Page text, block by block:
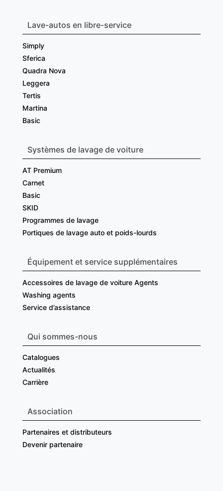
Lave-autos en libre-service
Simply
Sferica
Quadra Nova
Leggera
Tertis
Martina
Basic
Systèmes de lavage de voiture
AT Premium
Carnet
Basic
SKID
Programmes de lavage
Portiques de lavage auto et poids-lourds
Équipement et service supplémentaires
Accessoires de lavage de voiture Agents
Washing agents
Service d’assistance
Qui sommes-nous
Catalogues
Actualités
Carrière
Association
Partenaires et distributeurs
Devenir partenaire